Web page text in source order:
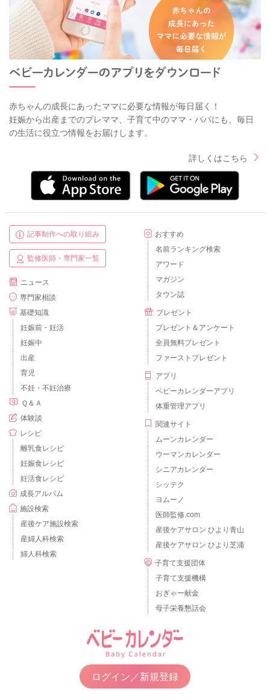
赤ちゃんの成長にあったママに必要な情報が毎日届く！
妊娠から出産までのプレママ、子育て中のママ・パパにも、毎日
の生活に役立つ情報をお届けします。
詳しくはこちら
記事制作への取り組み
監修医師・専門家一覧
ニュース
専門家相談
基礎知識
妊娠前・妊活
妊娠中
出産
育児
不妊・不妊治療
Ｑ＆Ａ
体験談
レシピ
離乳食レシピ
妊娠食レシピ
妊活食レシピ
成長アルバム
施設検索
産後ケア施設検索
産婦人科検索
婦人科検索
おすすめ
名前ランキング検索
アワード
マガジン
タウン誌
プレゼント
プレゼント＆アンケート
全員無料プレゼント
ファーストプレゼント
アプリ
ベビーカレンダーアプリ
体重管理アプリ
関連サイト
ムーンカレンダー
ウーマンカレンダー
シニアカレンダー
シッテク
ヨムーノ
医師監修.com
産後ケアサロン ひより青山
産後ケアサロン ひより芝浦
子育て支援団体
子育て支援機構
おぎゃー献金
母子栄養懇話会
ログイン／新規登録